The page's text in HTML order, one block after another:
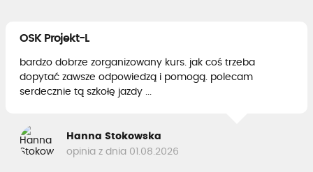
OSK Projekt-L
bardzo dobrze zorganizowany kurs. jak coś trzeba
dopytać zawsze odpowiedzą i pomogą. polecam
serdecznie tą szkołę jazdy ...
Hanna Stokowska
opinia z dnia 01.08.2026